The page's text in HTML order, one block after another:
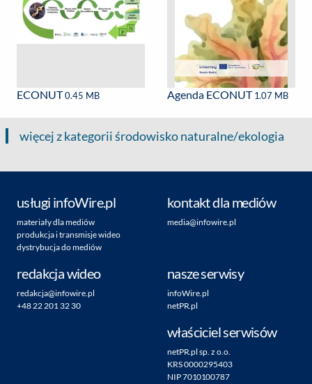
ECONUT0.45 MB Agenda ECONUT1.07 MB
więcej z kategorii środowisko naturalne/ekologia
usługi infoWire.pl
materiały dla mediów
produkcja i transmisje wideo
dystrybucja do mediów
kontakt dla mediów
media@infowire.pl
redakcja wideo
redakcja@infowire.pl
+48 22 201 32 30
nasze serwisy
infoWire.pl
netPR.pl
właściciel serwisów
netPR.pl sp. z o.o.
KRS 0000295403
NIP 7010100787